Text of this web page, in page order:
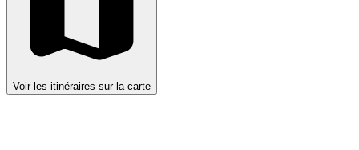
Voir les itinéraires sur la carte